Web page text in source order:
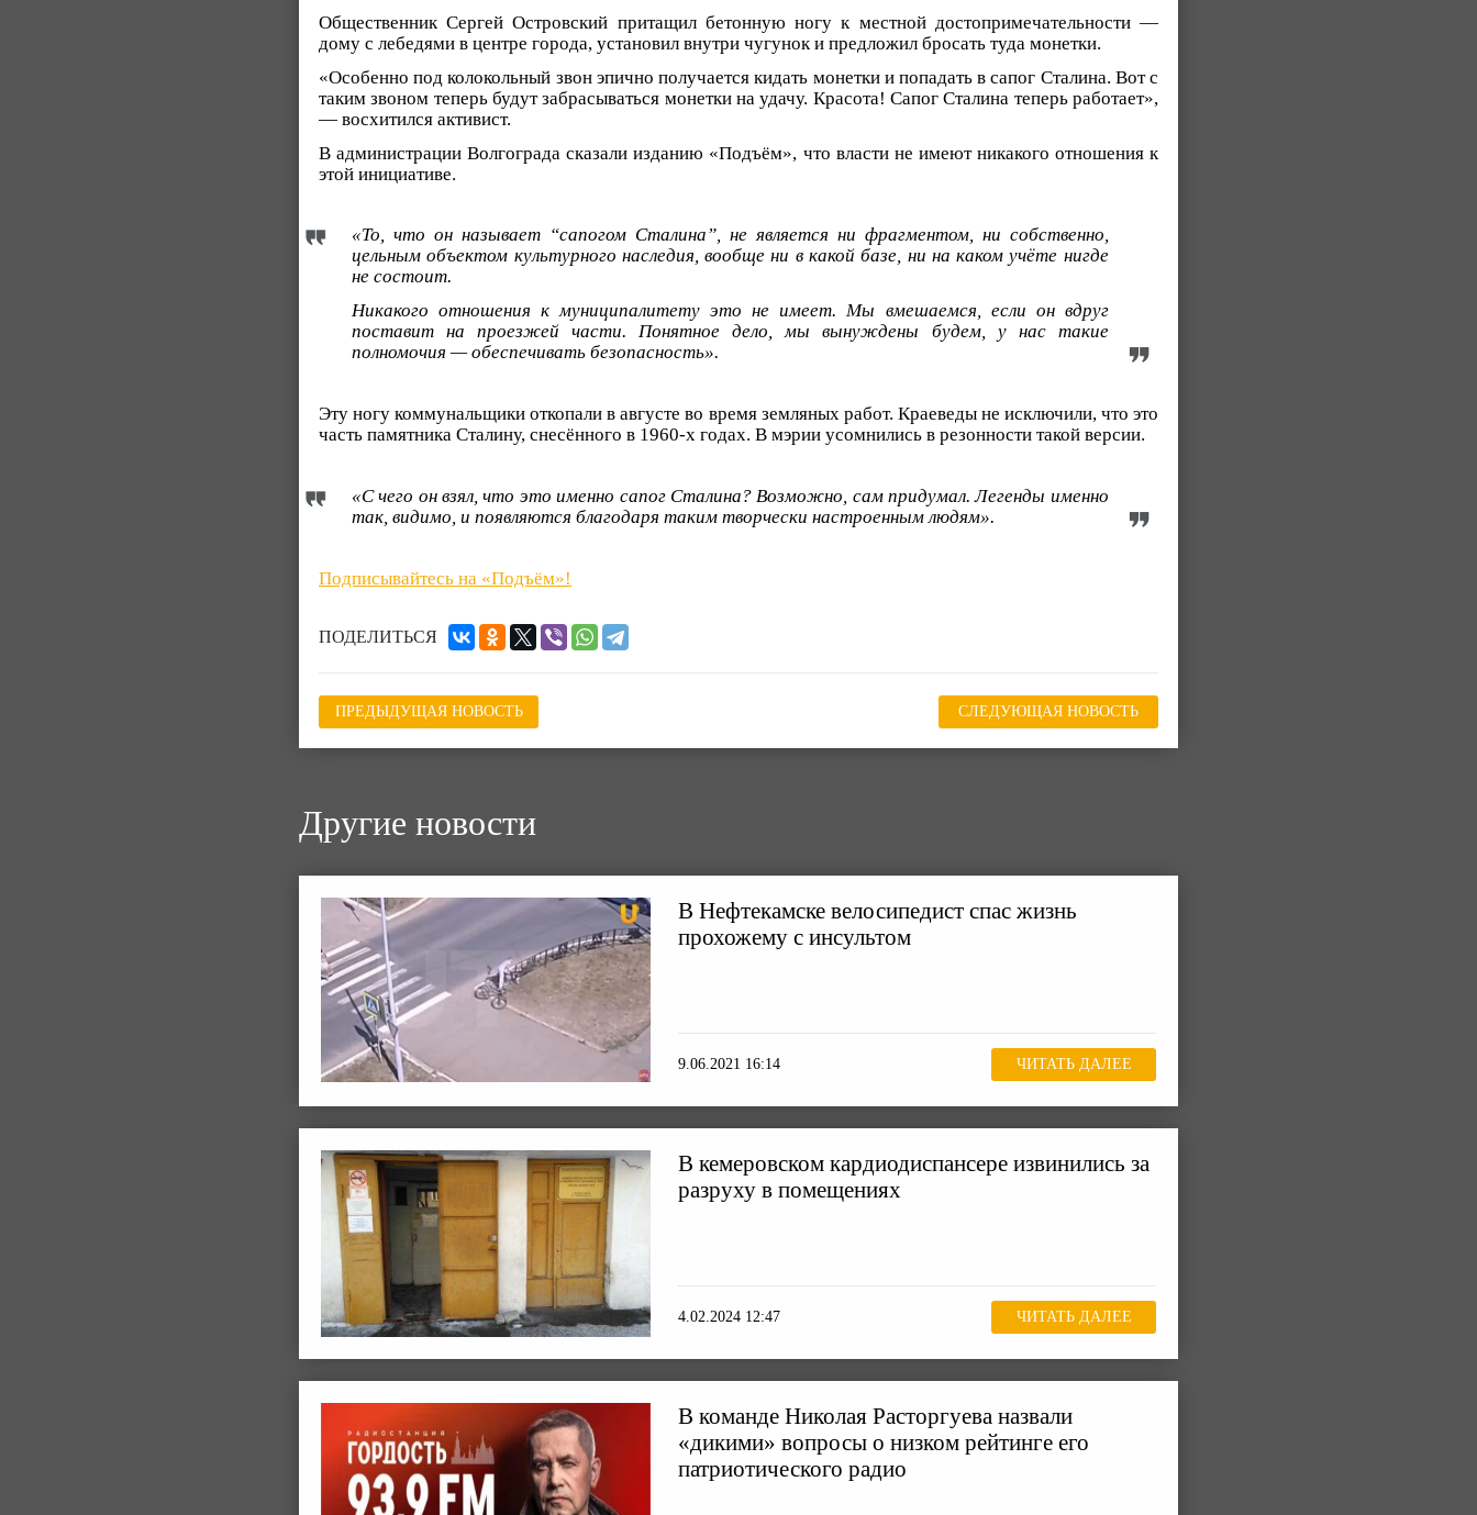
Общественник Сергей Островский притащил бетонную ногу к местной достопримечательности —
дому с лебедями в центре города, установил внутри чугунок и предложил бросать туда монетки.
«Особенно под колокольный звон эпично получается кидать монетки и попадать в сапог Сталина. Вот с
таким звоном теперь будут забрасываться монетки на удачу. Красота! Сапог Сталина теперь работает»,
— восхитился активист.
В администрации Волгограда сказали изданию «Подъём», что власти не имеют никакого отношения к
этой инициативе.
«То, что он называет “сапогом Сталина”, не является ни фрагментом, ни собственно,
цельным объектом культурного наследия, вообще ни в какой базе, ни на каком учёте нигде
не состоит.
Никакого отношения к муниципалитету это не имеет. Мы вмешаемся, если он вдруг
поставит на проезжей части. Понятное дело, мы вынуждены будем, у нас такие
полномочия — обеспечивать безопасность».
Эту ногу коммунальщики откопали в августе во время земляных работ. Краеведы не исключили, что это
часть памятника Сталину, снесённого в 1960-х годах. В мэрии усомнились в резонности такой версии.
«С чего он взял, что это именно сапог Сталина? Возможно, сам придумал. Легенды именно
так, видимо, и появляются благодаря таким творчески настроенным людям».
Подписывайтесь на «Подъём»!
ПОДЕЛИТЬСЯ
ПРЕДЫДУЩАЯ НОВОСТЬ СЛЕДУЮЩАЯ НОВОСТЬ
Другие новости
В Нефтекамске велосипедист спас жизнь
прохожему с инсультом
9.06.2021 16:14 ЧИТАТЬ ДАЛЕЕ
В кемеровском кардиодиспансере извинились за
разруху в помещениях
4.02.2024 12:47 ЧИТАТЬ ДАЛЕЕ
В команде Николая Расторгуева назвали
«дикими» вопросы о низком рейтинге его
патриотического радио